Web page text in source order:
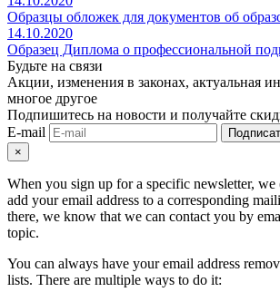
Образцы обложек для документов об
14.10.2020
Образец Диплома о профессиональной
Будьте на связи
Акции, изменения в законах, актуальная
многое другое
Подпишитесь на новости и получайте
E-mail
×
When you sign up for a specific newsletter,
add your email address to a corresponding
there, we know that we can contact you by
topic.
You can always have your email address
lists. There are multiple ways to do it: